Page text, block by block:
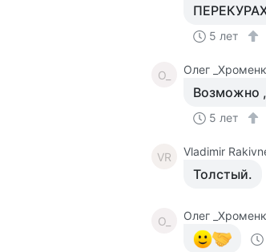
5 лет
О_ Олег
Возможно ,
5 лет
VR Vladimir
Толстый.
О_
Олег